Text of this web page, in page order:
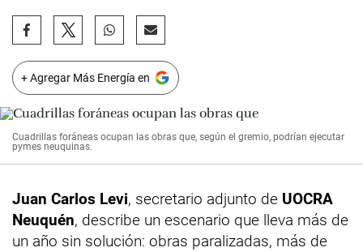
+ Agregar Más Energía en
Cuadrillas foráneas ocupan las obras que, según el gremio, podrían ejecutar
pymes neuquinas.
Juan Carlos Levi, secretario adjunto de UOCRA
Neuquén, describe un escenario que lleva más de
un año sin solución: obras paralizadas, más de